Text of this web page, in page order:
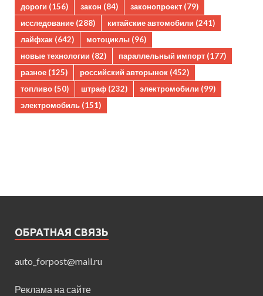
дороги (156) закон (84) законопроект (79)
исследование (288) китайские автомобили (241)
лайфхак (642) мотоциклы (96)
новые технологии (82) параллельный импорт (177)
разное (125) российский авторынок (452)
топливо (50) штраф (232) электромобили (99)
электромобиль (151)
ОБРАТНАЯ СВЯЗЬ
auto_forpost@mail.ru
Реклама на сайте